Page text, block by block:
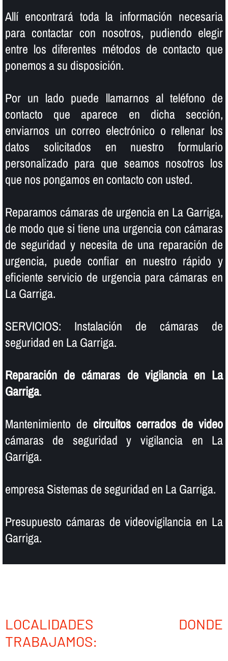
Allí­ encontrará toda la información necesaria
para contactar con nosotros, pudiendo elegir
entre los diferentes métodos de contacto que
ponemos a su disposición.
Por un lado puede llamarnos al teléfono de
contacto que aparece en dicha sección,
enviarnos un correo electrónico o rellenar los
datos solicitados en nuestro formulario
personalizado para que seamos nosotros los
que nos pongamos en contacto con usted.
Reparamos cámaras de urgencia en La Garriga,
de modo que si tiene una urgencia con cámaras
de seguridad y necesita de una reparación de
urgencia, puede confiar en nuestro rápido y
eficiente servicio de urgencia para cámaras en
La Garriga.
SERVICIOS: Instalación de cámaras de
seguridad en La Garriga.
Reparación de cámaras de vigilancia en La
Garriga.
Mantenimiento de circuitos cerrados de video
cámaras de seguridad y vigilancia en La
Garriga.
empresa Sistemas de seguridad en La Garriga.
Presupuesto cámaras de videovigilancia en La
Garriga.
LOCALIDADES DONDE
TRABAJAMOS: